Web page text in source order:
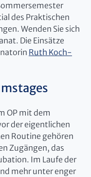
des Praktischen
Wenden Sie sich
Die Einsätze
Ruth Koch-
OP mit dem
der eigentlichen
Routine gehören
Zugängen, das
Im Laufe der
mehr unter enger